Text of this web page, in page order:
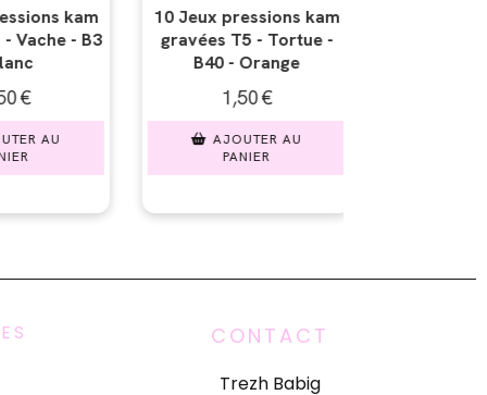
-
10 Jeux pressions kam
gravées T5 - Tête de
mort - B22 - Crème
AJOUTER AU
10 Jeux pressions
gravées T5 - Lapin
CONTACT
Trezh Babig